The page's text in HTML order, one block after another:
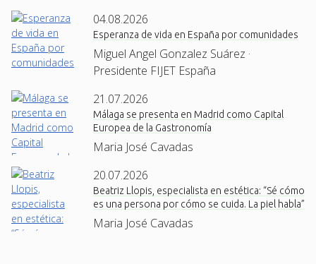
04.08.2026
Esperanza de vida en España por comunidades
Miguel Angel Gonzalez Suárez ·
Presidente FIJET España
21.07.2026
Málaga se presenta en Madrid como Capital
Europea de la Gastronomía
Maria José Cavadas
20.07.2026
Beatriz Llopis, especialista en estética: “Sé cómo
es una persona por cómo se cuida. La piel habla”
Maria José Cavadas